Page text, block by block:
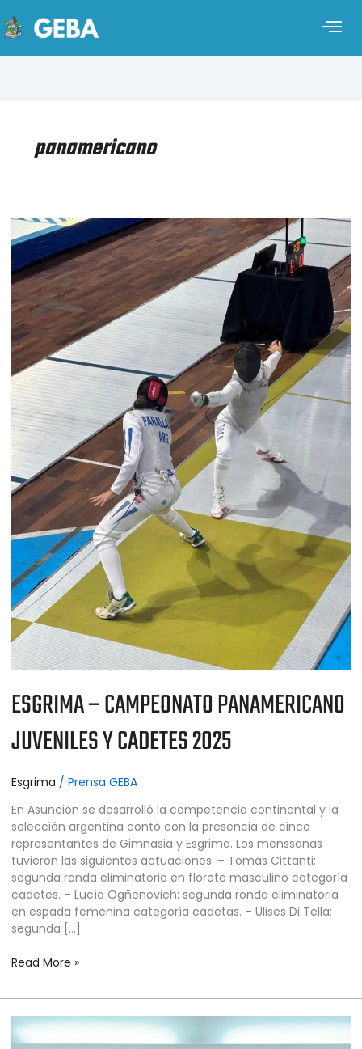
panamericano
ESGRIMA – CAMPEONATO PANAMERICANO
JUVENILES Y CADETES 2025
Esgrima / Prensa GEBA
En Asunción se desarrolló la competencia continental y la
selección argentina contó con la presencia de cinco
representantes de Gimnasia y Esgrima. Los menssanas
tuvieron las siguientes actuaciones: – Tomás Cittanti:
segunda ronda eliminatoria en florete masculino categoría
cadetes. – Lucía Ogñenovich: segunda ronda eliminatoria
en espada femenina categoría cadetas. – Ulises Di Tella:
segunda […]
ESGRIMA
–
CAMPEONATO
PANAMERICANO
JUVENILES
Y
CADETES
2025
Read More »
ESGRIMA
–